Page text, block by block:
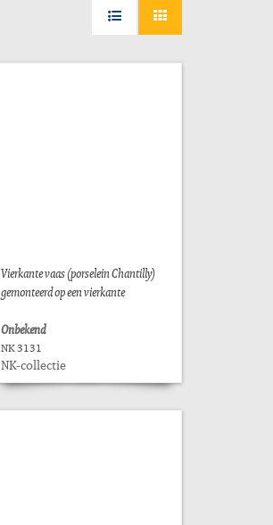
Vierkante vaas (porselein Chantilly)
gemonteerd op een vierkante
Onbekend
NK 3131
NK-collectie